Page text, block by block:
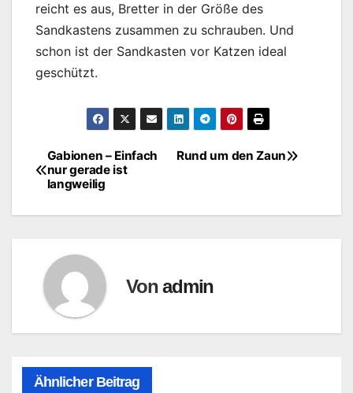
reicht es aus, Bretter in der Größe des
Sandkastens zusammen zu schrauben. Und
schon ist der Sandkasten vor Katzen ideal
geschützt.
Beitragsnavigation
Rund um den Zaun
Gabionen – Einfach
nur gerade ist
langweilig
Vonadmin
Ähnlicher Beitrag